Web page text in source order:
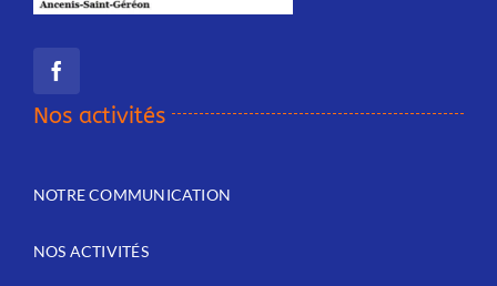
Nos activités
NOTRE COMMUNICATION
NOS ACTIVITÉS